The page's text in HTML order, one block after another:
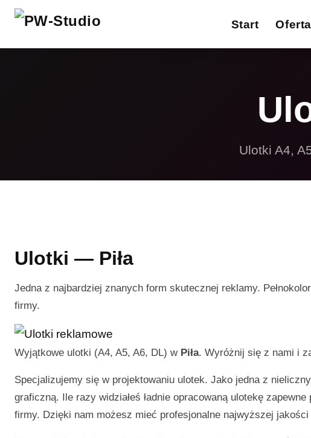
Start Oferta
Pełna oferta
Plakaty
Rollupy
Ulotki A4,
Ulotki — Piła
Jedna z najbardziej znanych form skutecznej reklamy.
firmy.
Wyjątkowe ulotki (A4, A5, A6, DL) w Piła. Wyróżnij się z nami i
Specjalizujemy się w projektowaniu ulotek. Jako jedna z
graficzną. Ile razy widziałeś ładnie opracowaną ulotekę
firmy. Dzięki nam możesz mieć profesjonalne najwyższej